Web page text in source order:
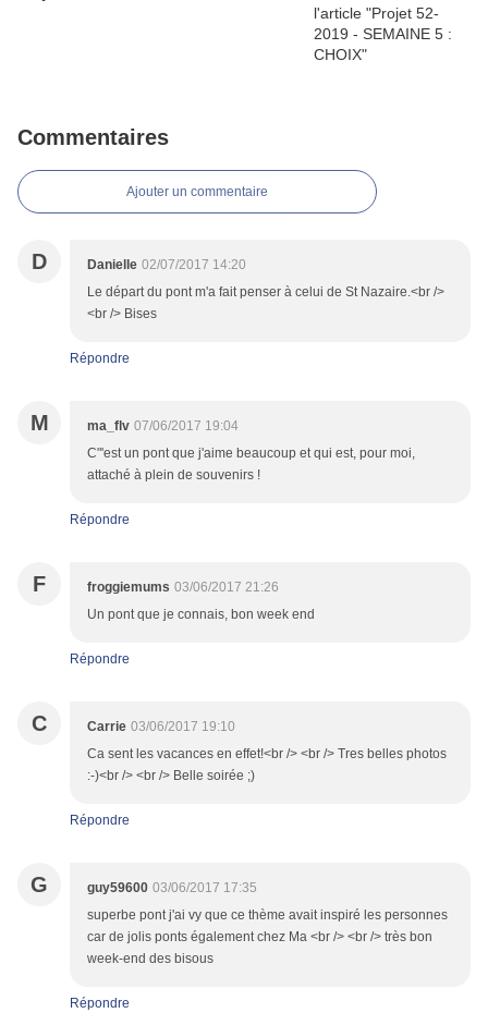
Commentaires
Ajouter un commentaire
D Danielle 02/07/2017 14:20
Le départ du pont m'a fait penser à celui de St Nazaire.<br />
<br /> Bises
Répondre
M ma_flv 07/06/2017 19:04
C"'est un pont que j'aime beaucoup et qui est, pour moi,
attaché à plein de souvenirs !
Répondre
F froggiemums 03/06/2017 21:26
Un pont que je connais, bon week end
Répondre
C Carrie 03/06/2017 19:10
Ca sent les vacances en effet!<br /> <br /> Tres belles photos
:-)<br /> <br /> Belle soirée ;)
Répondre
G guy59600 03/06/2017 17:35
superbe pont j'ai vy que ce thème avait inspiré les personnes
car de jolis ponts également chez Ma <br /> <br /> très bon
week-end des bisous
Répondre